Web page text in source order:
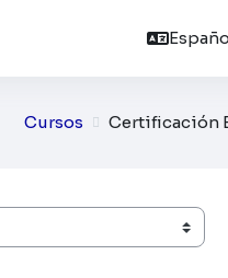
Cursos Certificación